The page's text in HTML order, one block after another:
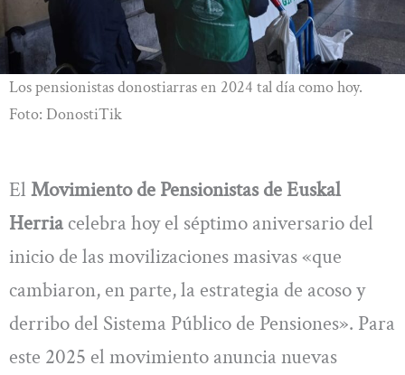
Los pensionistas donostiarras en 2024 tal día como hoy.
Foto: DonostiTik
El Movimiento de Pensionistas de Euskal
Herriacelebra hoy el séptimo aniversario del
inicio de las movilizaciones masivas «que
cambiaron, en parte, la estrategia de acoso y
derribo del Sistema Público de Pensiones». Para
este 2025 el movimiento anuncia nuevas